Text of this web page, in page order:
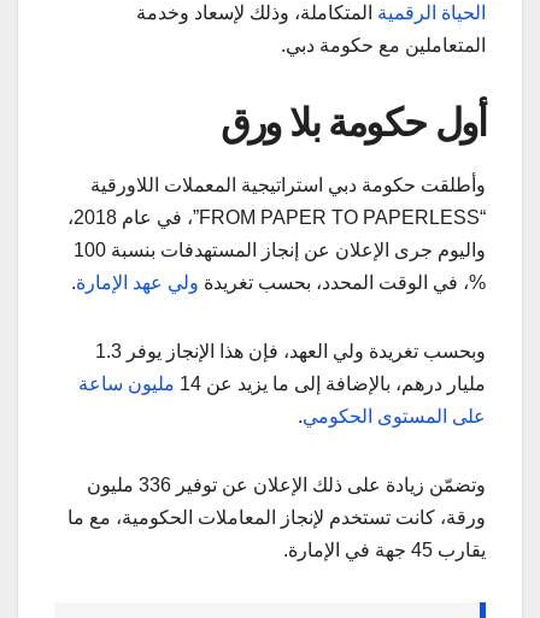
الحياة الرقمية المتكاملة، وذلك لإسعاد وخدمة
المتعاملين مع حكومة دبي.
أول حكومة بلا ورق
وأطلقت حكومة دبي استراتيجية المعملات اللاورقية
“FROM PAPER TO PAPERLESS”، في عام 2018،
واليوم جرى الإعلان عن إنجاز المستهدفات بنسبة 100
%، في الوقت المحدد، بحسب تغريدة ولي عهد الإمارة.
وبحسب تغريدة ولي العهد، فإن هذا الإنجاز يوفر 1.3
مليار درهم، بالإضافة إلى ما يزيد عن 14
مليون ساعة
على المستوى الحكومي.
وتضمّن زيادة على ذلك الإعلان عن توفير 336 مليون
ورقة، كانت تستخدم لإنجاز المعاملات الحكومية، مع ما
يقارب 45 جهة في الإمارة.